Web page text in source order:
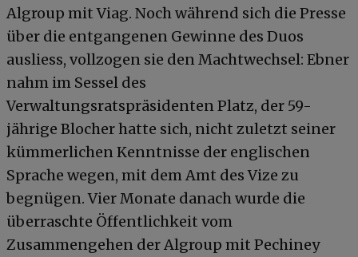
Algroup mit Viag. Noch während sich die Presse
über die entgangenen Gewinne des Duos
ausliess, vollzogen sie den Machtwechsel: Ebner
nahm im Sessel des
Verwaltungsratspräsidenten Platz, der 59-
jährige Blocher hatte sich, nicht zuletzt seiner
kümmerlichen Kenntnisse der englischen
Sprache wegen, mit dem Amt des Vize zu
begnügen. Vier Monate danach wurde die
überraschte Öffentlichkeit vom
Zusammengehen der Algroup mit Pechiney